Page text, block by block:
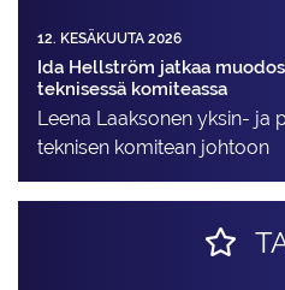
12. KESÄKUUTA 2026
Ida Hellström jatkaa
teknisessä komiteassa
Leena Laaksonen yksin- ja
teknisen komitean johtoon